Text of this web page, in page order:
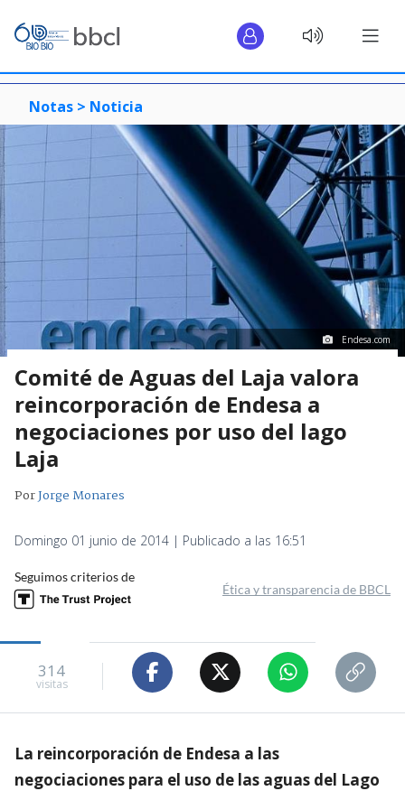
Notas > Noticia
Endesa.com
Comité de Aguas del Laja valora
reincorporación de Endesa a
negociaciones por uso del lago
Laja
PorJorge Monares
Domingo 01 junio de 2014 | Publicado a las 16:51
Seguimos criterios de
Ética y transparencia de BBCL
314
visitas
La reincorporación de Endesa a las
negociaciones para el uso de las aguas del Lago